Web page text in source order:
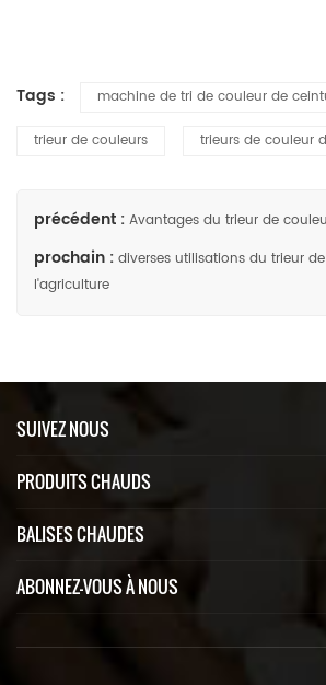
Tags : machine de tri de couleur de
trieur de couleurs trieurs de couleur
précédent : Avantages du trieur de
prochain : diverses utilisations du trieur
l'agriculture
SUIVEZ NOUS
PRODUITS CHAUDS
BALISES CHAUDES
ABONNEZ-VOUS À NOUS